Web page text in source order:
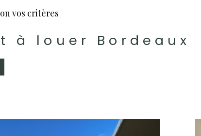
vos critères
à louer Bordeaux